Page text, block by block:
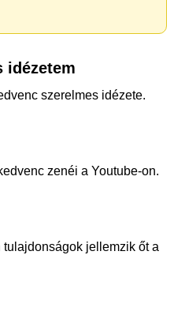
idézetem
szerelmes idézete.
zenéi a Youtube-on.
tulajdonságok jellemzik őt a